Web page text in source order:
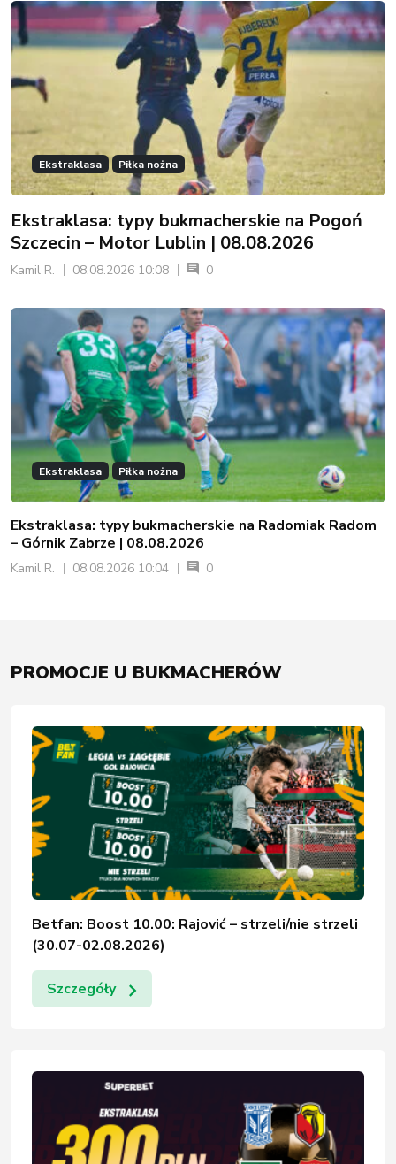
Ekstraklasa Piłka nożna
Ekstraklasa: typy bukmacherskie na Pogoń
Szczecin – Motor Lublin | 08.08.2026
Kamil R. 08.08.2026 10:08 0
Ekstraklasa Piłka nożna
Ekstraklasa: typy bukmacherskie na Radomiak Radom
– Górnik Zabrze | 08.08.2026
Kamil R. 08.08.2026 10:04 0
PROMOCJE U BUKMACHERÓW
Betfan: Boost 10.00: Rajović – strzeli/nie strzeli
(30.07-02.08.2026)
Szczegóły